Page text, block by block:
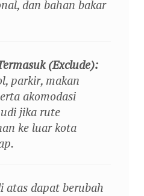
dan bahan bakar
(Exclude):
parkir, makan
akomodasi
jika rute
ke luar kota
atas dapat berubah